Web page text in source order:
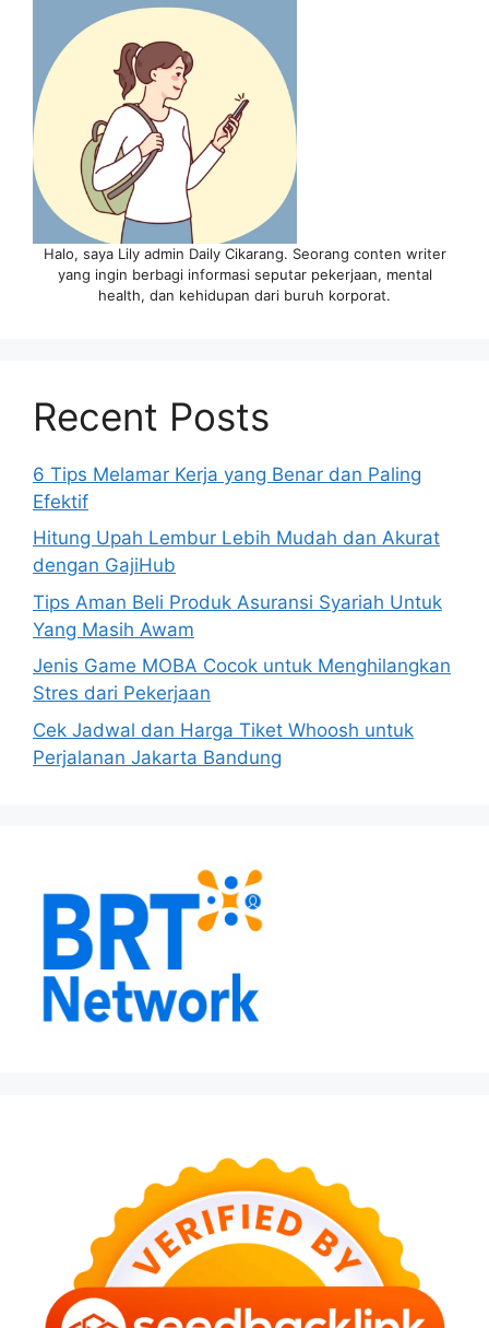
Halo, saya Lily admin Daily Cikarang. Seorang conten writer
yang ingin berbagi informasi seputar pekerjaan, mental
health, dan kehidupan dari buruh korporat.
Recent Posts
6 Tips Melamar Kerja yang Benar dan Paling
Efektif
Hitung Upah Lembur Lebih Mudah dan Akurat
dengan GajiHub
Tips Aman Beli Produk Asuransi Syariah Untuk
Yang Masih Awam
Jenis Game MOBA Cocok untuk Menghilangkan
Stres dari Pekerjaan
Cek Jadwal dan Harga Tiket Whoosh untuk
Perjalanan Jakarta Bandung